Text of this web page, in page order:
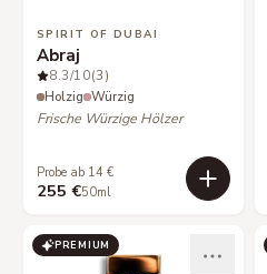
SPIRIT OF DUBAI
Abraj
8.3/10(3)
Holzig Würzig
Frische Würzige Hölzer
Probe ab 14 €
255 €50ml
PREMIUM